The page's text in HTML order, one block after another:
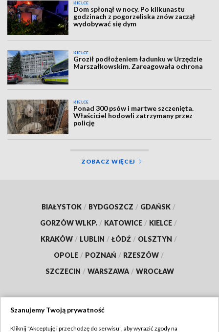
KIELCE
Dom spłonął w nocy. Po kilkunastu
godzinach z pogorzeliska znów zaczął
wydobywać się dym
KIELCE
Groził podłożeniem ładunku w Urzędzie
Marszałkowskim. Zareagowała ochrona
KIELCE
Ponad 300 psów i martwe szczenięta.
Właściciel hodowli zatrzymany przez
policję
ZOBACZ WIĘCEJ
BIAŁYSTOK / BYDGOSZCZ / GDAŃSK /
GORZÓW WLKP. / KATOWICE / KIELCE /
KRAKÓW / LUBLIN / ŁÓDŹ / OLSZTYN /
OPOLE / POZNAŃ / RZESZÓW /
SZCZECIN / WARSZAWA / WROCŁAW
Szanujemy Twoją prywatność
Kliknij "Akceptuję i przechodzę do serwisu", aby wyrazić zgody na